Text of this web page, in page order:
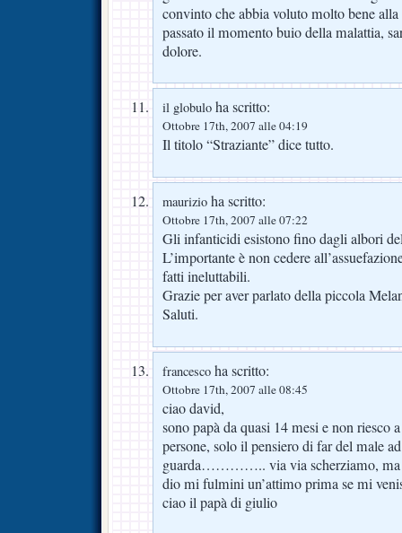
convinto che abbia voluto molto bene alla
passato il momento buio della malattia,
dolore.
il globulo ha scritto:
Ottobre 17th, 2007 alle 04:19
Il titolo “Straziante” dice tutto.
maurizio ha scritto:
Ottobre 17th, 2007 alle 07:22
Gli infanticidi esistono fino dagli albori
L’importante è non cedere
fatti ineluttabili.
Grazie per aver parlato della piccola
Saluti.
francesco ha scritto:
Ottobre 17th, 2007 alle 08:45
ciao david,
sono papà da quasi 14 mesi e non riesco
persone, solo il pensiero di far del male
guarda………….. via via scherziamo, ma
dio mi fulmini un’attimo prima se mi
ciao il papà di giulio